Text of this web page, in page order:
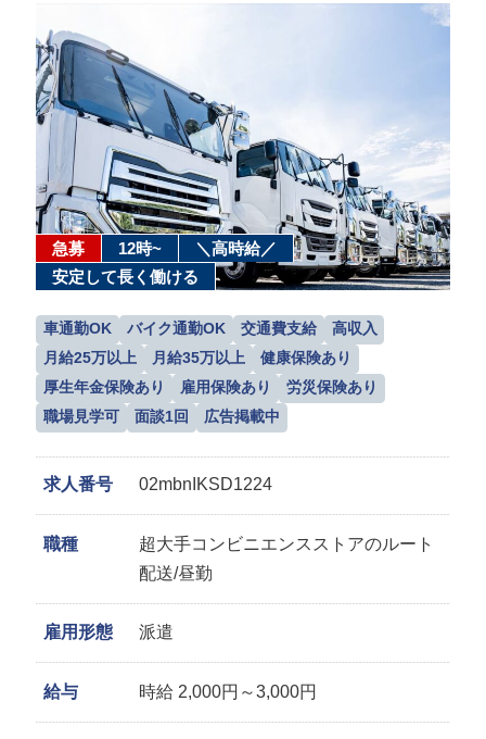
急募 12時~
＼高時給／
安定して長く働ける
車通勤OK バイク通勤OK 交通費支給
高収入
月給25万以上
月給35万以上
健康保険あり
厚生年金保険あり
雇用保険あり
労災保険あり
職場見学可
面談1回 広告掲載中
求人番号 02mbnIKSD1224
職種
超大手コンビニエンスストアのルート
配送/昼勤
雇用形態 派遣
給与 時給 2,000円～3,000円